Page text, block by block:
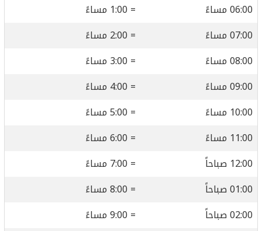
06:00 مساءً
= 1:00 مساءً
07:00 مساءً
= 2:00 مساءً
08:00 مساءً
= 3:00 مساءً
09:00 مساءً
= 4:00 مساءً
10:00 مساءً
= 5:00 مساءً
11:00 مساءً
= 6:00 مساءً
12:00 صباحاً
= 7:00 مساءً
01:00 صباحاً
= 8:00 مساءً
02:00 صباحاً
= 9:00 مساءً